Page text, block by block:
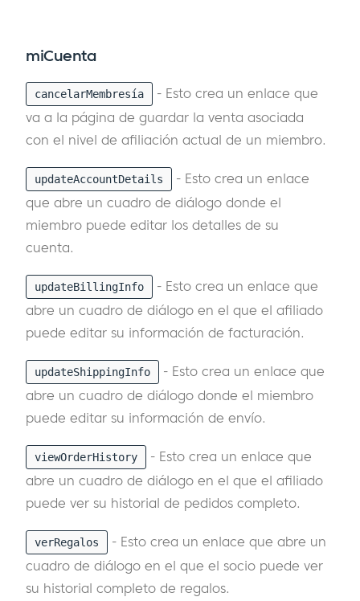
miCuenta
cancelarMembresía
- Esto crea un enlace que
va a la página de guardar la venta asociada
con el nivel de afiliación actual de un miembro.
updateAccountDetails
- Esto crea un enlace
que abre un cuadro de diálogo donde el
miembro puede editar los detalles de su
cuenta.
updateBillingInfo
- Esto crea un enlace que
abre un cuadro de diálogo en el que el afiliado
puede editar su información de facturación.
updateShippingInfo
- Esto crea un enlace que
abre un cuadro de diálogo donde el miembro
puede editar su información de envío.
viewOrderHistory
- Esto crea un enlace que
abre un cuadro de diálogo en el que el afiliado
puede ver su historial de pedidos completo.
verRegalos
- Esto crea un enlace que abre un
cuadro de diálogo en el que el socio puede ver
su historial completo de regalos.